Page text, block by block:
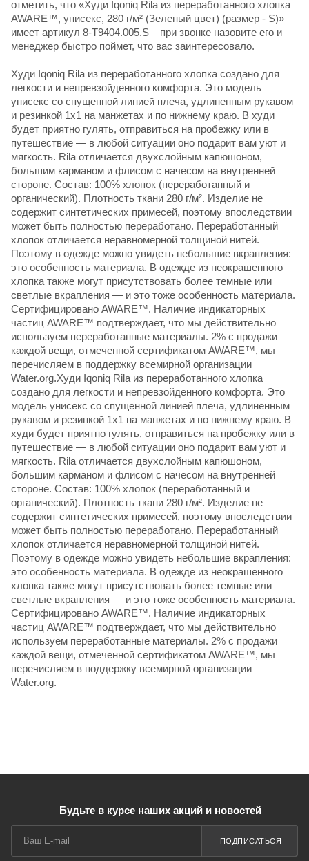
отметить, что «Худи Iqoniq Rila из переработанного хлопка
AWARE™, унисекс, 280 г/м² (Зеленый цвет) (размер - S)»
имеет артикул 8-T9404.005.S – при звонке назовите его и
менеджер быстро поймет, что вас заинтересовало.
Худи Iqoniq Rila из переработанного хлопка создано для
легкости и непревзойденного комфорта. Это модель
унисекс со спущенной линией плеча, удлиненным рукавом
и резинкой 1х1 на манжетах и по нижнему краю. В худи
будет приятно гулять, отправиться на пробежку или в
путешествие — в любой ситуации оно подарит вам уют и
мягкость. Rila отличается двухслойным капюшоном,
большим карманом и флисом с начесом на внутренней
стороне. Состав: 100% хлопок (переработанный и
органический). Плотность ткани 280 г/м². Изделие не
содержит синтетических примесей, поэтому впоследствии
может быть полностью переработано. Переработанный
хлопок отличается неравномерной толщиной нитей.
Поэтому в одежде можно увидеть небольшие вкрапления:
это особенность материала. В одежде из неокрашенного
хлопка также могут присутствовать более темные или
светлые вкрапления — и это тоже особенность материала.
Сертифицировано AWARE™. Наличие индикаторных
частиц AWARE™ подтверждает, что мы действительно
используем переработанные материалы. 2% с продажи
каждой вещи, отмеченной сертификатом AWARE™, мы
перечисляем в поддержку всемирной организации
Water.org.Худи Iqoniq Rila из переработанного хлопка
создано для легкости и непревзойденного комфорта. Это
модель унисекс со спущенной линией плеча, удлиненным
рукавом и резинкой 1х1 на манжетах и по нижнему краю. В
худи будет приятно гулять, отправиться на пробежку или в
путешествие — в любой ситуации оно подарит вам уют и
мягкость. Rila отличается двухслойным капюшоном,
большим карманом и флисом с начесом на внутренней
стороне. Состав: 100% хлопок (переработанный и
органический). Плотность ткани 280 г/м². Изделие не
содержит синтетических примесей, поэтому впоследствии
может быть полностью переработано. Переработанный
хлопок отличается неравномерной толщиной нитей.
Поэтому в одежде можно увидеть небольшие вкрапления:
это особенность материала. В одежде из неокрашенного
хлопка также могут присутствовать более темные или
светлые вкрапления — и это тоже особенность материала.
Сертифицировано AWARE™. Наличие индикаторных
частиц AWARE™ подтверждает, что мы действительно
используем переработанные материалы. 2% с продажи
каждой вещи, отмеченной сертификатом AWARE™, мы
перечисляем в поддержку всемирной организации
Water.org.
Будьте в курсе наших акций и новостей
ПОДПИСАТЬСЯ